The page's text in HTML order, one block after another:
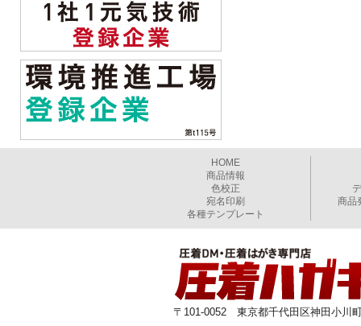
HOME
商品情報
色校正
宛名印刷
各種テンプレート
商品
〒101-0052 東京都千代田区神田小川